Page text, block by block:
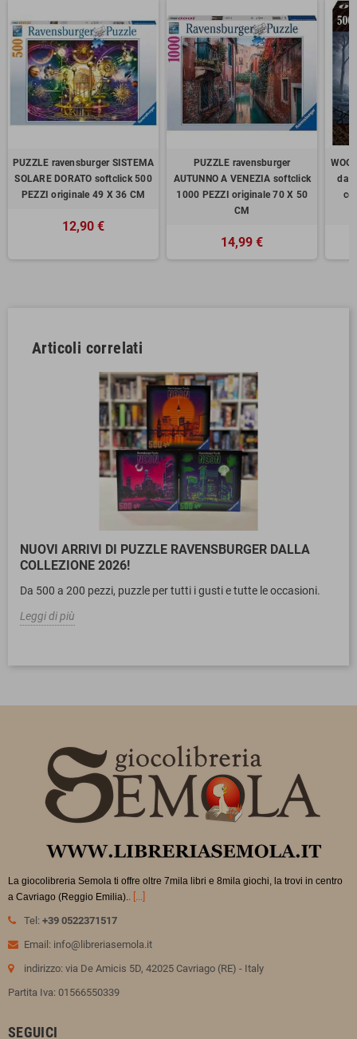
PUZZLE ravensburger SISTEMA
SOLARE DORATO softclick 500
PEZZI originale 49 X 36 CM
12,90 €
PUZZLE ravensburger
AUTUNNO A VENEZIA softclick
1000 PEZZI originale 70 X 50
CM
14,99 €
da
Articoli correlati
NUOVI ARRIVI DI PUZZLE RAVENSBURGER DALLA
COLLEZIONE 2026!
Da 500 a 200 pezzi, puzzle per tutti i gusti e tutte le occasioni.
Leggi di più
La giocolibreria Semola ti offre oltre 7mila libri e 8mila giochi, la trovi in centro
a Cavriago (Reggio Emilia).. [...]
Tel: +39 0522371517
Email: info@libreriasemola.it
indirizzo: via De Amicis 5D, 42025 Cavriago (RE) - Italy
Partita Iva: 01566550339
SEGUICI